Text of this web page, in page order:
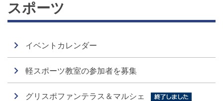
スポーツ
イベントカレンダー
軽スポーツ教室の参加者を募集
グリスポファンテラス＆マルシェ